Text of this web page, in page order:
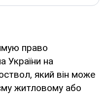
право
України на
який він може
житловому або